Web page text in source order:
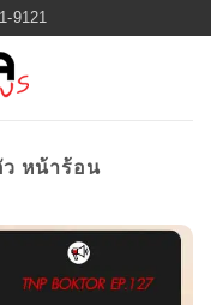
9121
ว หน้าร้อน